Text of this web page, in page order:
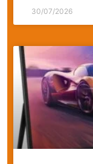
30/07/2026